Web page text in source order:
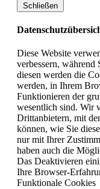
Schließen
Diese Website
verbessern, während
diesen werden die
werden, in Ihrem
Funktionieren der
wesentlich sind. Wir
Drittanbietern, mit
können, wie Sie
nur mit Ihrer
haben auch die
Das Deaktivieren
Ihre Browser-
Funktionale Cookies